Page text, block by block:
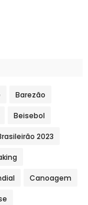
Barezão
Beisebol
2023
Canoagem